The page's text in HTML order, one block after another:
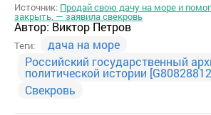
Источник: Продай свою дачу на море и
закрыть, — заявила свекровь
Автор: Виктор Петров
Теги:
дача на море
Российский государственный
политической истории
Свекровь